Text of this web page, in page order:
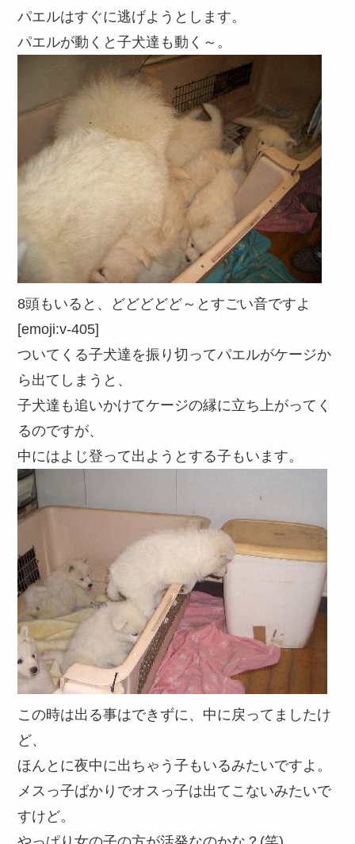
パエルはすぐに逃げようとします。
パエルが動くと子犬達も動く～。
8頭もいると、どどどどど～とすごい音ですよ
[emoji:v-405]
ついてくる子犬達を振り切ってパエルがケージか
ら出てしまうと、
子犬達も追いかけてケージの縁に立ち上がってく
るのですが、
中にはよじ登って出ようとする子もいます。
この時は出る事はできずに、中に戻ってましたけ
ど、
ほんとに夜中に出ちゃう子もいるみたいですよ。
メスっ子ばかりでオスっ子は出てこないみたいで
すけど。